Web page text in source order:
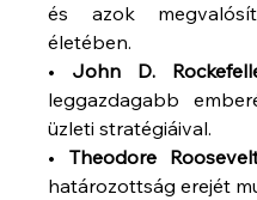
és azok
életében.
• John D.
leggazdagabb
üzleti stratégiáival.
• Theodore
határozottság erejét